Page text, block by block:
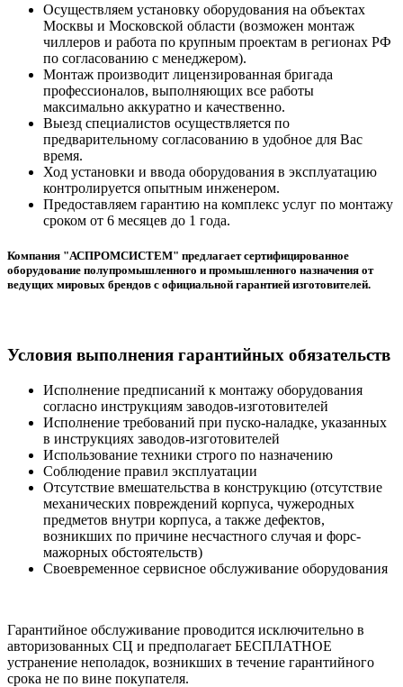
Осуществляем установку оборудования на объектах
Москвы и Московской области (возможен монтаж
чиллеров и работа по крупным проектам в регионах РФ
по согласованию с менеджером).
Монтаж производит лицензированная бригада
профессионалов, выполняющих все работы
максимально аккуратно и качественно.
Выезд специалистов осуществляется по
предварительному согласованию в удобное для Вас
время.
Ход установки и ввода оборудования в эксплуатацию
контролируется опытным инженером.
Предоставляем гарантию на комплекс услуг по монтажу
сроком от 6 месяцев до 1 года.
Компания "АСПРОМСИСТЕМ" предлагает сертифицированное
оборудование полупромышленного и промышленного назначения от
ведущих мировых брендов с официальной гарантией изготовителей.
Условия выполнения гарантийных обязательств
Исполнение предписаний к монтажу оборудования
согласно инструкциям заводов-изготовителей
Исполнение требований при пуско-наладке, указанных
в инструкциях заводов-изготовителей
Использование техники строго по назначению
Соблюдение правил эксплуатации
Отсутствие вмешательства в конструкцию (отсутствие
механических повреждений корпуса, чужеродных
предметов внутри корпуса, а также дефектов,
возникших по причине несчастного случая и форс-
мажорных обстоятельств)
Своевременное сервисное обслуживание оборудования
Гарантийное обслуживание проводится исключительно в
авторизованных СЦ и предполагает БЕСПЛАТНОЕ
устранение неполадок, возникших в течение гарантийного
срока не по вине покупателя.